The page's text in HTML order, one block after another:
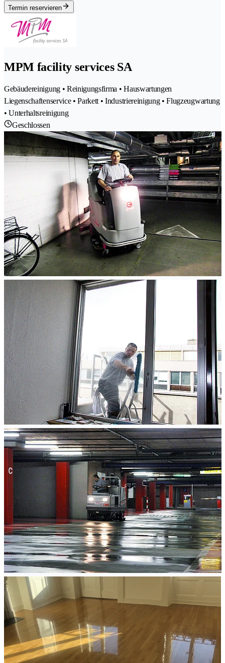
Termin reservieren
MPM facility services SA
Gebäudereinigung • Reinigungsfirma • Hauswartungen
Liegenschaftenservice • Parkett • Industriereinigung • Flugzeugwartung
• Unterhaltsreinigung
Geschlossen